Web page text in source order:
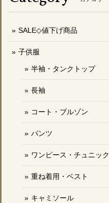
SALE◇値下げ商品
子供服
半袖・タンクトップ
長袖
コート・ブルゾン
パンツ
ワンピース・チュニック
重ね着用・ベスト
キャミソール